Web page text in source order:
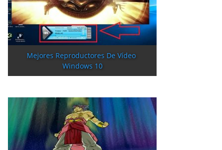
Mejores Reproductores De Vídeo
Windows 10